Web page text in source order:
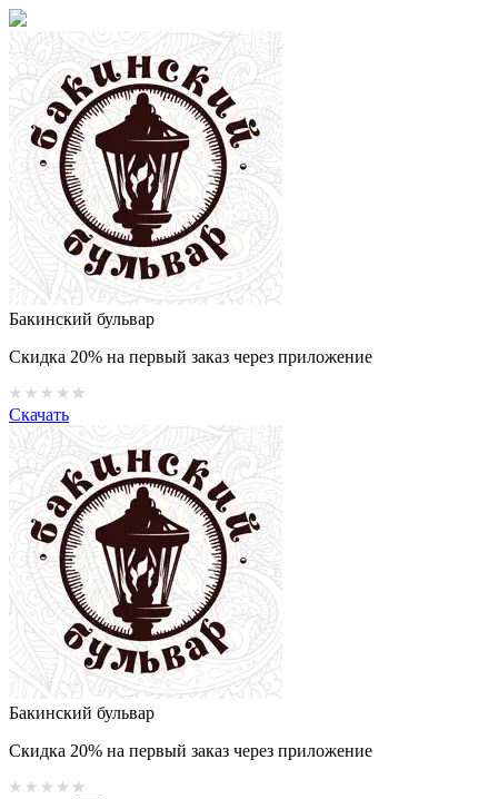
Бакинский бульвар
Скидка 20% на первый заказ через приложение
Скачать
Бакинский бульвар
Скидка 20% на первый заказ через приложение